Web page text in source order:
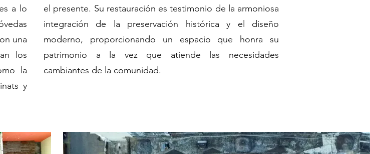
a lo
una
los
la
y
el presente. Su restauración es testimonio de la armoniosa
integración de la preservación histórica y el diseño
moderno, proporcionando un espacio que honra su
patrimonio a la vez que atiende las necesidades
cambiantes de la comunidad.